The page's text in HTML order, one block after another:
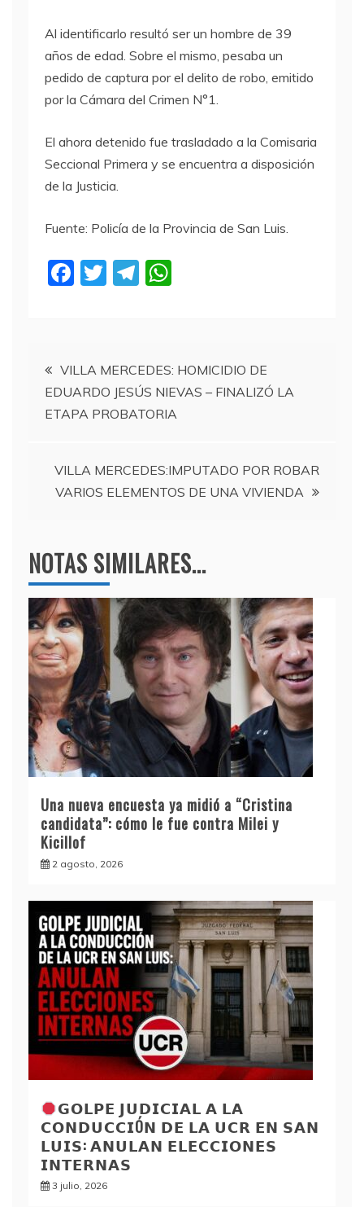
Al identificarlo resultó ser un hombre de 39
años de edad. Sobre el mismo, pesaba un
pedido de captura por el delito de robo, emitido
por la Cámara del Crimen N°1.
El ahora detenido fue trasladado a la Comisaria
Seccional Primera y se encuentra a disposición
de la Justicia.
Fuente: Policía de la Provincia de San Luis.
F
b
o
o
T
T
a
m
A
p
p
Navegación
de
VILLA MERCEDES: HOMICIDIO DE
EDUARDO JESÚS NIEVAS – FINALIZÓ LA
ETAPA PROBATORIA
VILLA MERCEDES:IMPUTADO POR ROBAR
VARIOS ELEMENTOS DE UNA VIVIENDA
NOTAS SIMILARES...
Una nueva encuesta ya midió a “Cristina
candidata”: cómo le fue contra Milei y
Kicillof
2 agosto, 2026
𝗚𝗢𝗟𝗣𝗘 𝗝𝗨𝗗𝗜𝗖𝗜𝗔𝗟 𝗔 𝗟𝗔
𝗖𝗢𝗡𝗗𝗨𝗖𝗖𝗜Ó𝗡 𝗗𝗘 𝗟𝗔 𝗨𝗖𝗥 𝗘𝗡 𝗦𝗔𝗡
𝗟𝗨𝗜𝗦: 𝗔𝗡𝗨𝗟𝗔𝗡 𝗘𝗟𝗘𝗖𝗖𝗜𝗢𝗡𝗘𝗦
𝗜𝗡𝗧𝗘𝗥𝗡𝗔𝗦
3 julio, 2026